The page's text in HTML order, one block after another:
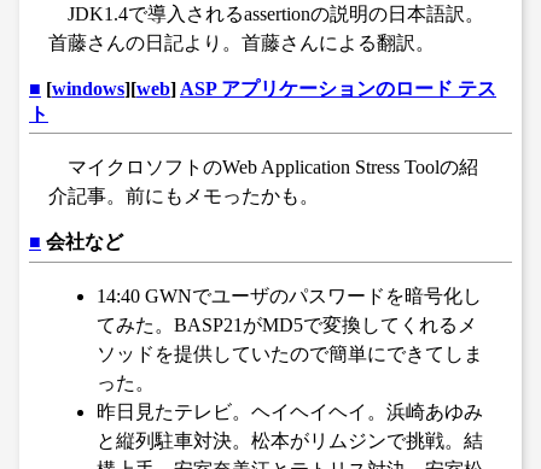
JDK1.4で導入されるassertionの説明の日本語訳。
首藤さんの日記より。首藤さんによる翻訳。
■ [windows][web] ASP アプリケーションのロード テス
ト
マイクロソフトのWeb Application Stress Toolの紹
介記事。前にもメモったかも。
■ 会社など
14:40 GWNでユーザのパスワードを暗号化し
てみた。BASP21がMD5で変換してくれるメ
ソッドを提供していたので簡単にできてしま
った。
昨日見たテレビ。ヘイヘイヘイ。浜崎あゆみ
と縦列駐車対決。松本がリムジンで挑戦。結